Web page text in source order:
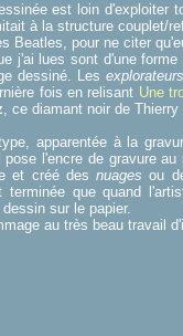
est loin
à la structure couplet/
Beatles, pour ne citer
j'ai lues sont d'une
dessiné. Les explorateurs
fois en relisant Une
, ce diamant noir de
apparentée à la
l'encre de gravure
et créé des nuages ou
terminée que quand
sur le papier.
au très beau travail